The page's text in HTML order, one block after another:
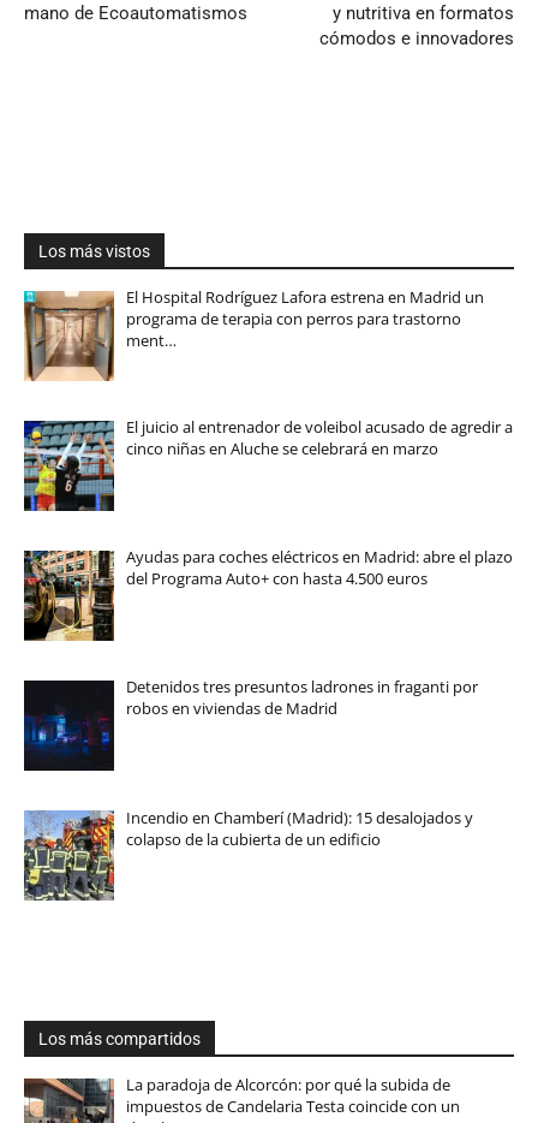
mano de Ecoautomatismos
y nutritiva en formatos
cómodos e innovadores
Los más vistos
El Hospital Rodríguez Lafora estrena en Madrid un
programa de terapia con perros para trastorno
ment…
El juicio al entrenador de voleibol acusado de agredir a
cinco niñas en Aluche se celebrará en marzo
Ayudas para coches eléctricos en Madrid: abre el plazo
del Programa Auto+ con hasta 4.500 euros
Detenidos tres presuntos ladrones in fraganti por
robos en viviendas de Madrid
Incendio en Chamberí (Madrid): 15 desalojados y
colapso de la cubierta de un edificio
Los más compartidos
La paradoja de Alcorcón: por qué la subida de
impuestos de Candelaria Testa coincide con un